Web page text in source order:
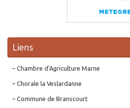
Liens
– Chambre d'Agriculture Marne
– Chorale la Veslardanne
– Commune de Branscourt